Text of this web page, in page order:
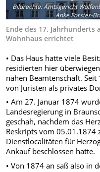
Bildrechte:Amtsgericht
Anke Förster-
Ende des 17. Jahrhunderts
Wohnhaus errichtet
• Das Haus hatte viele
residierten hier
nahen Beamtenschaft.
von Juristen als privates
• Am 27. Januar 1874
Landesregierung in
geschah, nachdem das
Reskripts vom 05.01.1874
Dienstlocalitäten für
Ankauf beschlossen hatte.
• Von 1874 an saß also in